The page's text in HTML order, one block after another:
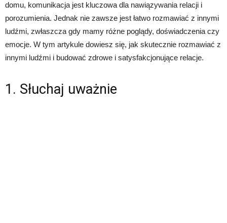
domu, komunikacja jest kluczowa dla nawiązywania relacji i
porozumienia. Jednak nie zawsze jest łatwo rozmawiać z innymi
ludźmi, zwłaszcza gdy mamy różne poglądy, doświadczenia czy
emocje. W tym artykule dowiesz się, jak skutecznie rozmawiać z
innymi ludźmi i budować zdrowe i satysfakcjonujące relacje.
1. Słuchaj uważnie